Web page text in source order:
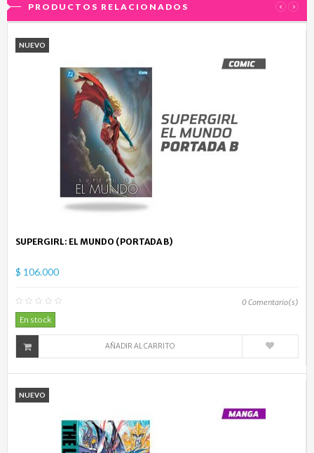
PRODUCTOS RELACIONADOS ‹ ›
NUEVO
SUPERGIRL: EL MUNDO (PORTADA B)
$ 106.000
0Comentario(s)
En stock
AÑADIR AL CARRITO
NUEVO